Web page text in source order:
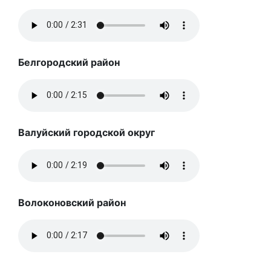
Белгородский район
Валуйский городской округ
Волоконовский район